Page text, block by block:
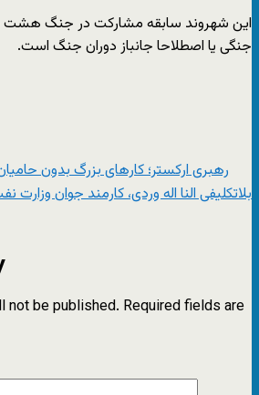
این شهروند سابقه مشارکت در جنگ هشت
جنگی یا اصطلاحا جانباز دوران جنگ است.
رهبری ارکستر؛ کارهای بزرگ بدون
بلاتکلیفی النا اله وردی، کارمند جوان وزارت
not be published. Required fields are